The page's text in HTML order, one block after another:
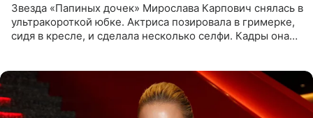
Звезда «Папиных дочек» Мирослава Карпович снялась в
ультракороткой юбке. Актриса позировала в гримерке,
сидя в кресле, и сделала несколько селфи. Кадры она